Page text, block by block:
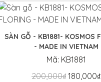
SÀN GỖ - KB1881- KOSMOS FLORING
- MADE IN VIETNAM
Mã: KB1881
200,000₫ 180,000₫